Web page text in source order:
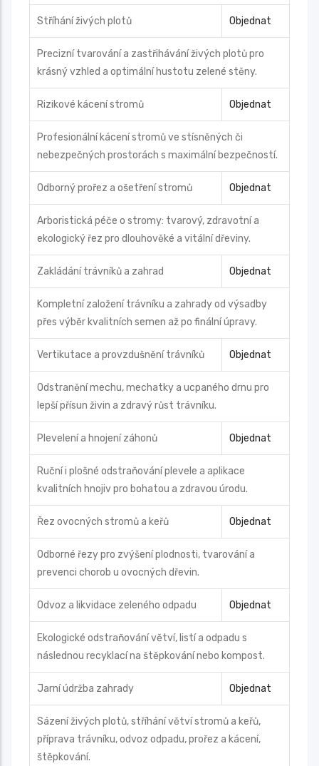
Stříhání živých plotů Objednat
Precizní tvarování a zastřihávání živých plotů pro
krásný vzhled a optimální hustotu zelené stěny.
Rizikové kácení stromů Objednat
Profesionální kácení stromů ve stísněných či
nebezpečných prostorách s maximální bezpečností.
Odborný prořez a ošetření stromů Objednat
Arboristická péče o stromy: tvarový, zdravotní a
ekologický řez pro dlouhověké a vitální dřeviny.
Zakládání trávníků a zahrad Objednat
Kompletní založení trávníku a zahrady od výsadby
přes výběr kvalitních semen až po finální úpravy.
Vertikutace a provzdušnění trávníků Objednat
Odstranění mechu, mechatky a ucpaného drnu pro
lepší přísun živin a zdravý růst trávníku.
Plevelení a hnojení záhonů Objednat
Ruční i plošné odstraňování plevele a aplikace
kvalitních hnojiv pro bohatou a zdravou úrodu.
Řez ovocných stromů a keřů Objednat
Odborné řezy pro zvýšení plodnosti, tvarování a
prevenci chorob u ovocných dřevin.
Odvoz a likvidace zeleného odpadu Objednat
Ekologické odstraňování větví, listí a odpadu s
následnou recyklací na štěpkování nebo kompost.
Jarní údržba zahrady Objednat
Sázení živých plotů, stříhání větví stromů a keřů,
příprava trávníku, odvoz odpadu, prořez a kácení,
štěpkování.